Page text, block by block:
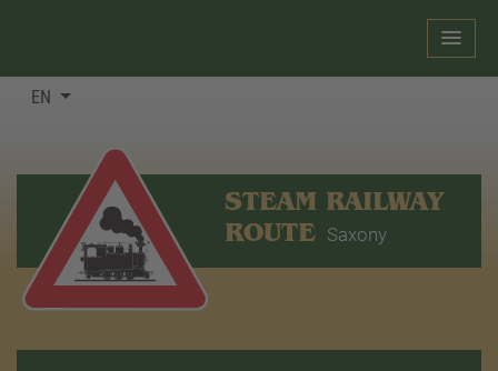
EN
STEAM RAILWAY
ROUTE Saxony